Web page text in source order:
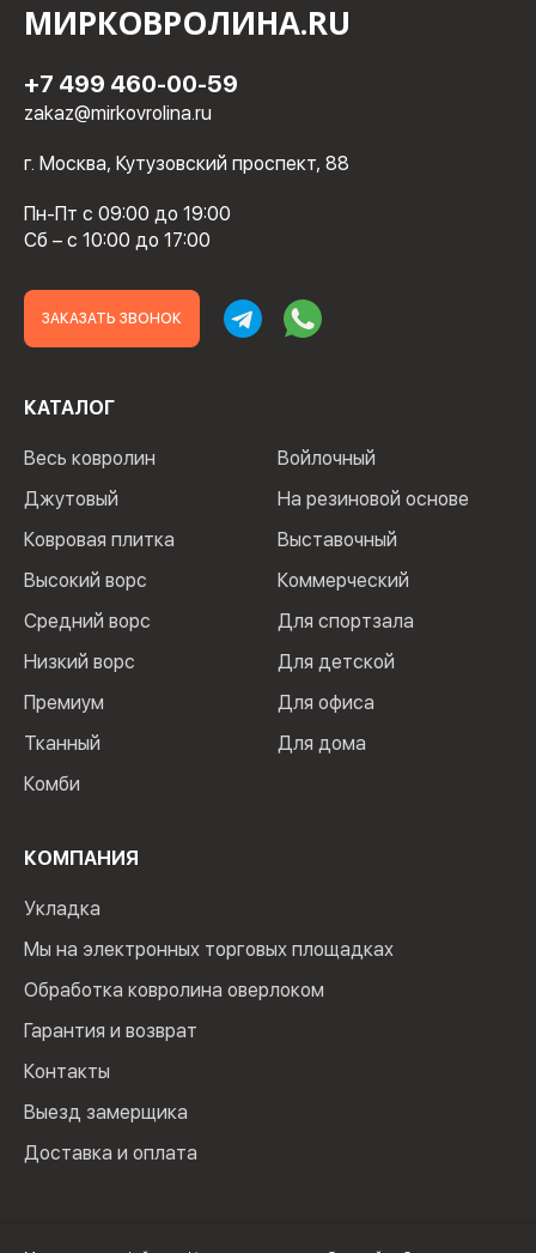
МИРКОВРОЛИНА.RU
+7 499 460-00-59
zakaz@mirkovrolina.ru
г. Москва, Кутузовский проспект, 88
Пн-Пт с 09:00 до 19:00
Сб – с 10:00 до 17:00
ЗАКАЗАТЬ ЗВОНОК
КАТАЛОГ
Весь ковролин
Джутовый
Ковровая плитка
Высокий ворс
Средний ворс
Низкий ворс
Премиум
Тканный
Комби
Войлочный
На резиновой основе
Выставочный
Коммерческий
Для спортзала
Для детской
Для офиса
Для дома
КОМПАНИЯ
Укладка
Мы на электронных торговых площадках
Обработка ковролина оверлоком
Гарантия и возврат
Контакты
Выезд замерщика
Доставка и оплата